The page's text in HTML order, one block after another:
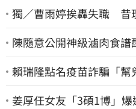
獨／曹雨婷挨轟失職 昔
陳隨意公開神級滷肉食
賴瑞隆點名疫苗詐騙「
句被網罵爆
姜厚任女友「3碩1博」